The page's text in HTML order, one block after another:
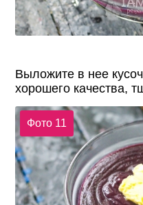
Выложите в нее
хорошего качества,
Фото 11